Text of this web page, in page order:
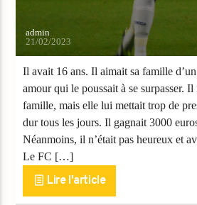
admin
21/02/2023
Il avait 16 ans. Il aimait sa famille
amour qui le poussait à se surpasser. Il
famille, mais elle lui mettait trop de
dur tous les jours. Il gagnait 3000
Néanmoins, il n’était pas heureux et
Le FC […]
Lire l'article